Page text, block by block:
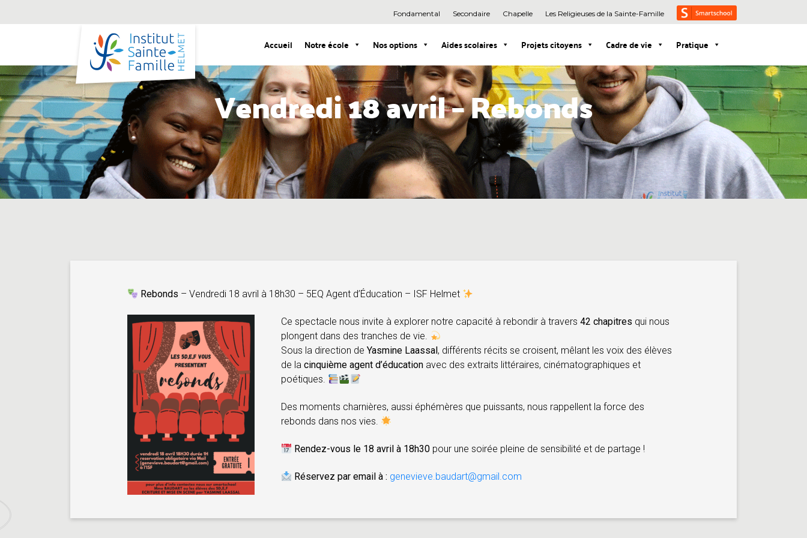
Fondamental Secondaire Chapelle Les Religieuses de la Sainte-Famille
Accueil Notre école Nos options Aides scolaires Projets citoyens Cadre de vie Pratique
Vendredi 18 avril – Rebonds
Rebonds – Vendredi 18 avril à 18h30 – 5EQ Agent d’Éducation – ISF Helmet
Ce spectacle nous invite à explorer notre capacité à rebondir à travers 42 chapitres qui nous
plongent dans des tranches de vie.
Sous la direction de Yasmine Laassal, différents récits se croisent, mêlant les voix des élèves
de la cinquième agent d’éducation avec des extraits littéraires, cinématographiques et
poétiques.
Des moments charnières, aussi éphémères que puissants, nous rappellent la force des
rebonds dans nos vies.
Rendez-vous le 18 avril à 18h30 pour une soirée pleine de sensibilité et de partage !
Réservez par email à : genevieve.baudart@gmail.com